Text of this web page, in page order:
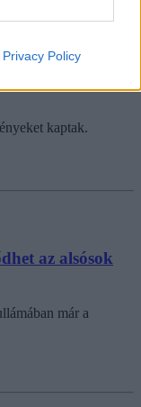
Privacy Policy
kaptak.
az alsósok
már a